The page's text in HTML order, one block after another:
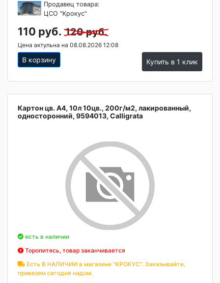
Продавец товара:
ЦСО "Крокус"
110 руб. 120 руб.
Цена актульна на 08.08.2026 12:08
В корзину Купить в 1 клик
Картон цв. А4, 10л 10цв., 200г/м2, лакированный,
односторонний, 9594013, Calligrata
есть в наличии
Торопитесь, товар заканчивается
Есть В НАЛИЧИИ в магазине "КРОКУС". Заказывайте,
привезем сегодня надом.